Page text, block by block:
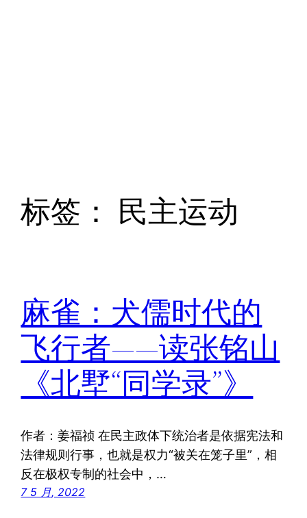
标签： 民主运动
麻雀：犬儒时代的
飞行者——读张铭山
《北墅“同学录”》
作者：姜福祯 在民主政体下统治者是依据宪法和
法律规则行事，也就是权力“被关在笼子里”，相
反在极权专制的社会中，…
7 5 月, 2022